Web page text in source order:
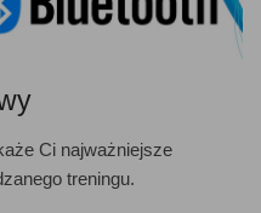
Ci najważniejsze
treningu.